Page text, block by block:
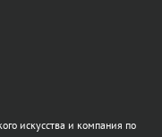
искусства и компания по